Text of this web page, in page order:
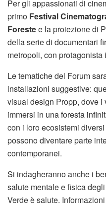
Per gli appassionati di
primo Festival
Forestee la proiezione di
della serie di documentari
metropoli, con
Le tematiche del Forum
installazioni suggestive:
visual design Propp, dove i
immersi in una foresta
con i loro ecosistemi
possono diventare parte
contemporanei.
Si indagheranno anche i
salute mentale e fisica
Verde è salute.